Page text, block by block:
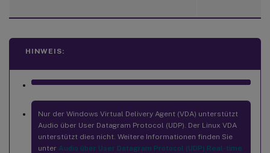
HINWEIS:
Nur der Windows Virtual Delivery Agent (VDA) unterstützt
Audio über User Datagram Protocol (UDP). Der Linux VDA
unterstützt dies nicht. Weitere Informationen finden Sie
unter Audio über User Datagram Protocol (UDP) Real-time